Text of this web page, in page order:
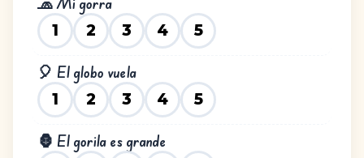
1 2 3 4 5
🎈 El globo vuela
1 2 3 4 5
🦍 El gorila es grande